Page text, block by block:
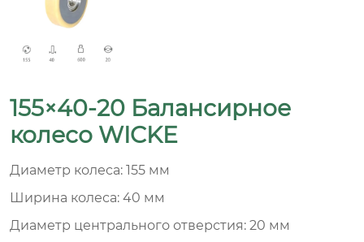
155×40-20 Балансирное
колесо WICKE
Диаметр колеса: 155 мм
Ширина колеса: 40 мм
Диаметр центрального отверстия: 20 мм